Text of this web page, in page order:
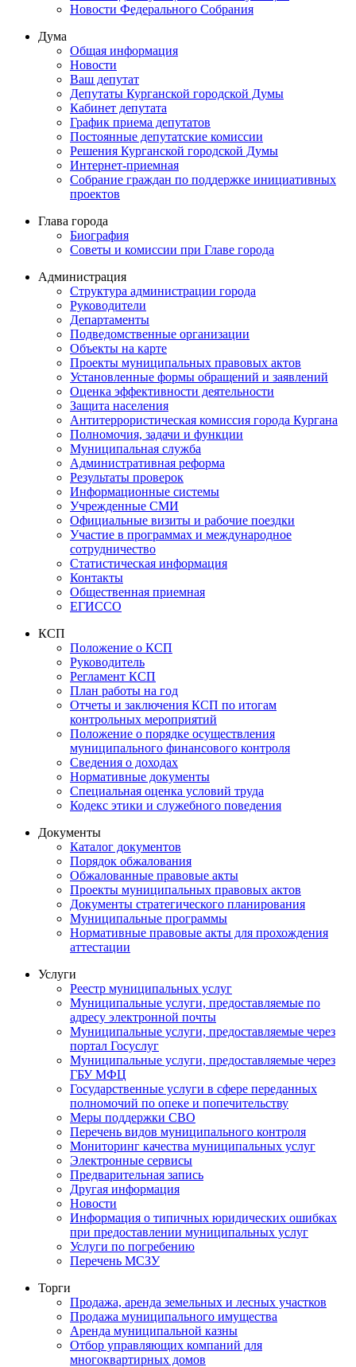
Новости Федерального Cобрания
Дума
Общая информация
Новости
Ваш депутат
Депутаты Курганской городской Думы
Кабинет депутата
График приема депутатов
Постоянные депутатские комиссии
Решения Курганской городской Думы
Интернет-приемная
Собрание граждан по поддержке инициативных
проектов
Глава города
Биография
Советы и комиссии при Главе города
Администрация
Структура администрации города
Руководители
Департаменты
Подведомственные организации
Объекты на карте
Проекты муниципальных правовых актов
Установленные формы обращений и заявлений
Оценка эффективности деятельности
Защита населения
Антитеррористическая комиссия города Кургана
Полномочия, задачи и функции
Муниципальная служба
Административная реформа
Результаты проверок
Информационные системы
Учрежденные СМИ
Официальные визиты и рабочие поездки
Участие в программах и международное
сотрудничество
Статистическая информация
Контакты
Общественная приемная
ЕГИССО
КСП
Положение о КСП
Руководитель
Регламент КСП
План работы на год
Отчеты и заключения КСП по итогам
контрольных мероприятий
Положение о порядке осуществления
муниципального финансового контроля
Сведения о доходах
Нормативные документы
Специальная оценка условий труда
Кодекс этики и служебного поведения
Документы
Каталог документов
Порядок обжалования
Обжалованные правовые акты
Проекты муниципальных правовых актов
Документы стратегического планирования
Муниципальные программы
Нормативные правовые акты для прохождения
аттестации
Услуги
Реестр муниципальных услуг
Муниципальные услуги, предоставляемые по
адресу электронной почты
Муниципальные услуги, предоставляемые через
портал Госуслуг
Муниципальные услуги, предоставляемые через
ГБУ МФЦ
Государственные услуги в сфере переданных
полномочий по опеке и попечительству
Меры поддержки СВО
Перечень видов муниципального контроля
Мониторинг качества муниципальных услуг
Электронные сервисы
Предварительная запись
Другая информация
Новости
Информация о типичных юридических ошибках
при предоставлении муниципальных услуг
Услуги по погребению
Перечень МСЗУ
Торги
Продажа, аренда земельных и лесных участков
Продажа муниципального имущества
Аренда муниципальной казны
Отбор управляющих компаний для
многоквартирных домов